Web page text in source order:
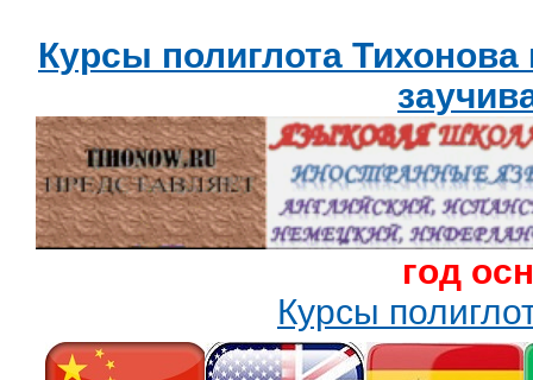
Курсы полиглота
год
Курсы